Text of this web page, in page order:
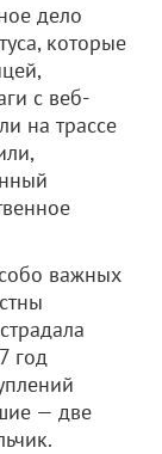
дело
которые
с веб-
на трассе
важных
год
— две